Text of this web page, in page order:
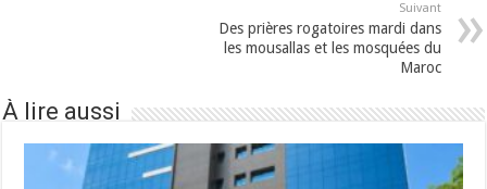
Suivant
Des prières rogatoires mardi dans
les mousallas et les mosquées du
Maroc
À lire aussi